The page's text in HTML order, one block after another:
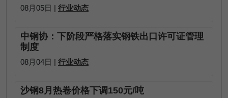
08月05日 | 行业动态
中钢协：下阶段严格落实钢铁出口许可证管理
制度
08月04日 | 行业动态
沙钢8月热卷价格下调150元/吨